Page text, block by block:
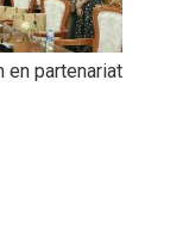
en partenariat